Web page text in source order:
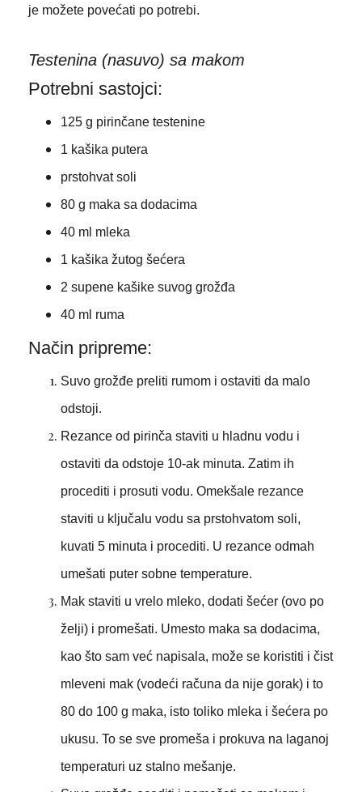
je možete povećati po potrebi.
Testenina (nasuvo) sa makom
Potrebni sastojci:
125 g pirinčane testenine
1 kašika putera
prstohvat soli
80 g maka sa dodacima
40 ml mleka
1 kašika žutog šećera
2 supene kašike suvog grožđa
40 ml ruma
Način pripreme:
Suvo grožđe preliti rumom i ostaviti da malo
odstoji.
Rezance od pirinča staviti u hladnu vodu i
ostaviti da odstoje 10-ak minuta. Zatim ih
procediti i prosuti vodu. Omekšale rezance
staviti u ključalu vodu sa prstohvatom soli,
kuvati 5 minuta i procediti. U rezance odmah
umešati puter sobne temperature.
Mak staviti u vrelo mleko, dodati šećer (ovo po
želji) i promešati. Umesto maka sa dodacima,
kao što sam već napisala, može se koristiti i čist
mleveni mak (vodeći računa da nije gorak) i to
80 do 100 g maka, isto toliko mleka i šećera po
ukusu. To se sve promeša i prokuva na laganoj
temperaturi uz stalno mešanje.